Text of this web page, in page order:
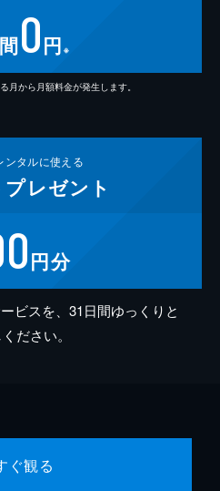
0円 ※
月から月額料金が発生します。
ンタルに使える
プレゼント
円分
ビスを、31日間ゆっくりと
ださい。
ぐ観る